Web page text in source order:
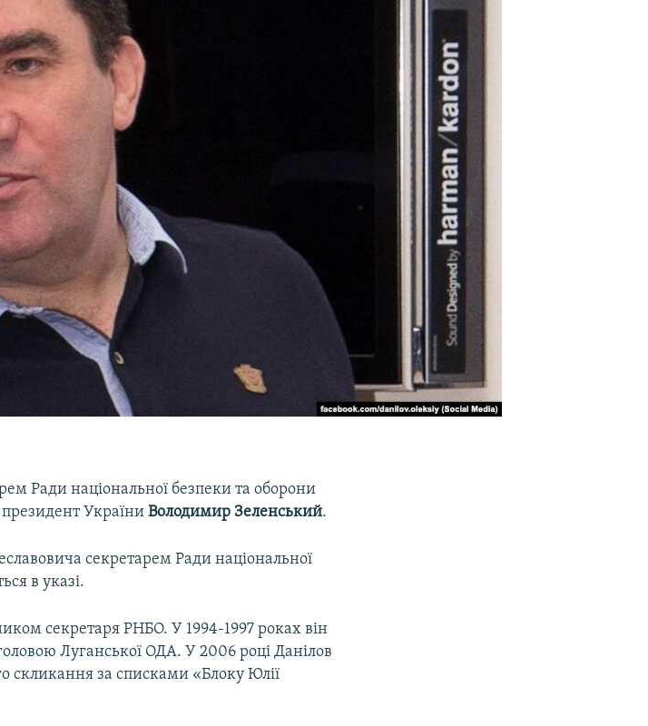
Ради національної безпеки та оборони
президент УкраїниВолодимир Зеленський.
секретарем Ради національної
в указі.
секретаря РНБО. У 1994-1997 роках він
Луганської ОДА. У 2006 році Данілов
скликання за списками «Блоку Юлії